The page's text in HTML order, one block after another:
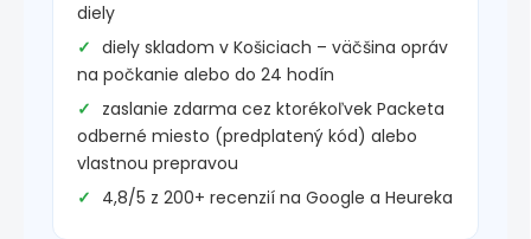
diely
diely skladom v Košiciach – väčšina opráv
na počkanie alebo do 24 hodín
zaslanie zdarma cez ktorékoľvek Packeta
odberné miesto (predplatený kód) alebo
vlastnou prepravou
4,8/5 z 200+ recenzií na Google a Heureka